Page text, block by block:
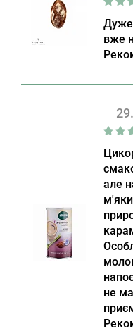
Дуже
вже
але
не